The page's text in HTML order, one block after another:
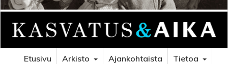
Etusivu Arkisto Ajankohtaista
Tietoa